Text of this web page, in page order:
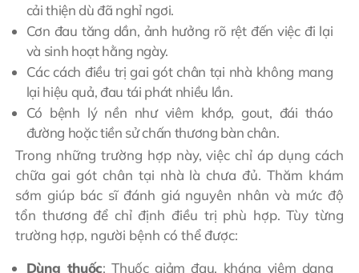
cải thiện dù đã nghỉ ngơi.
Cơn đau tăng dần, ảnh hưởng rõ rệt đến việc đi lại
và sinh hoạt hằng ngày.
Các cách điều trị gai gót chân tại nhà không mang
lại hiệu quả, đau tái phát nhiều lần.
Có bệnh lý nền như viêm khớp, gout, đái tháo
đường hoặc tiền sử chấn thương bàn chân.
Trong những trường hợp này, việc chỉ áp dụng cách
chữa gai gót chân tại nhà là chưa đủ. Thăm khám
sớm giúp bác sĩ đánh giá nguyên nhân và mức độ
tổn thương để chỉ định điều trị phù hợp. Tùy từng
trường hợp, người bệnh có thể được:
Dùng thuốc: Thuốc giảm đau, kháng viêm dạng